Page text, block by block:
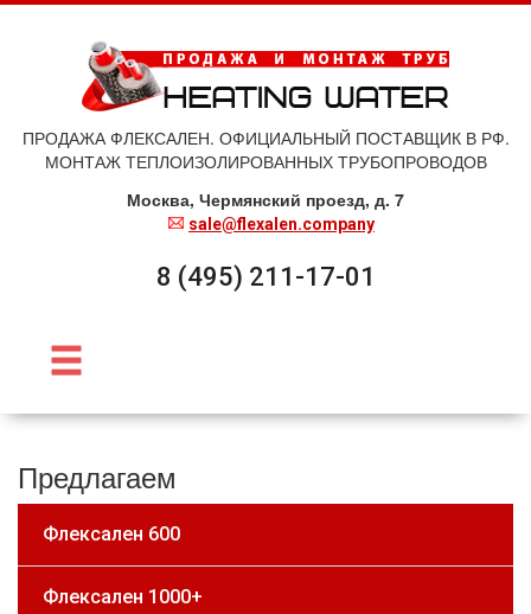
ПРОДАЖА ФЛЕКСАЛЕН. ОФИЦИАЛЬНЫЙ ПОСТАВЩИК В РФ.
МОНТАЖ ТЕПЛОИЗОЛИРОВАННЫХ ТРУБОПРОВОДОВ
Москва, Чермянский проезд, д. 7
sale@flexalen.company
8 (495) 211-17-01
Предлагаем
Флексален 600
Флексален 1000+